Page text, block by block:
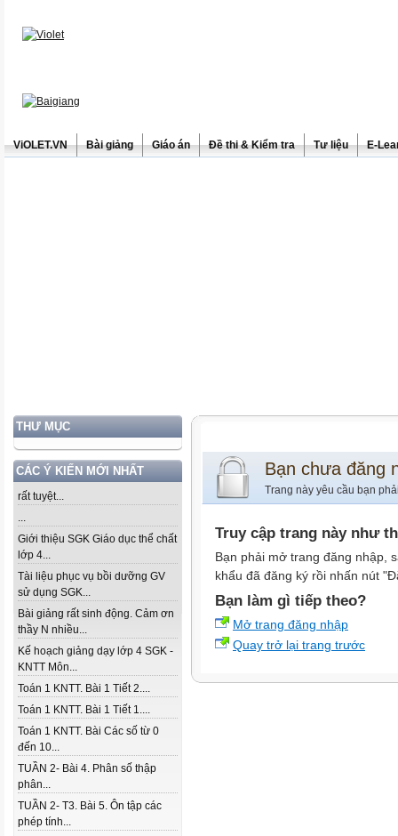
ViOLET.VN Bài giảng Giáo án Đề thi & Kiểm tra Tư liệu E-
THƯ MỤC
CÁC Ý KIẾN MỚI NHẤT
rất tuyệt...
...
Giới thiệu SGK Giáo dục thể chất
lớp 4...
Tài liệu phục vụ bồi dưỡng GV
sử dụng SGK...
Bài giảng rất sinh động. Cảm ơn
thầy N nhiều...
Kế hoạch giảng dạy lớp 4 SGK -
KNTT Môn...
Toán 1 KNTT. Bài 1 Tiết 2....
Toán 1 KNTT. Bài 1 Tiết 1....
Toán 1 KNTT. Bài Các số từ 0
đến 10...
TUẦN 2- Bài 4. Phân số thập
phân...
TUẦN 2- T3. Bài 5. Ôn tập các
phép tính...
Bạn chưa đăng
Trang này yêu cầu bạn
Truy cập trang này như
Bạn phải mở trang đăng nhập,
khẩu đã đăng ký rồi nhấn nút
Bạn làm gì tiếp theo?
Mở trang đăng nhập
Quay trở lại trang trước